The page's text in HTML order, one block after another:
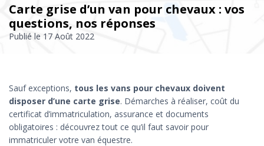
Carte grise d’un van pour chevaux : vos
questions, nos réponses
Publié le 17 Août 2022
Sauf exceptions, tous les vans pour chevaux doivent
disposer d’une carte grise. Démarches à réaliser, coût du
certificat d’immatriculation, assurance et documents
obligatoires : découvrez tout ce qu’il faut savoir pour
immatriculer votre van équestre.